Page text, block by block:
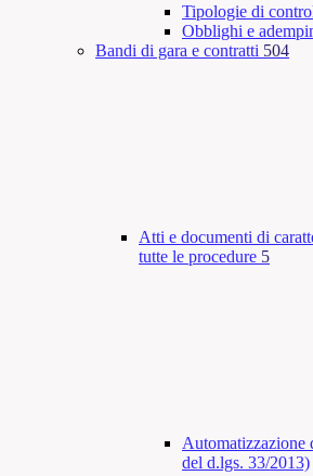
Tipologie di
Obblighi e
Bandi di gara e contratti 504
Atti e documenti di
tutte le procedure 5
Automatizzazione
del d.lgs. 33/2013)